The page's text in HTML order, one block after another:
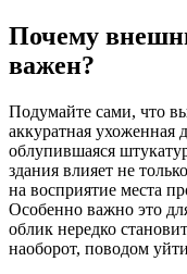
Почему
важен?
Подумайте сами, что
аккуратная ухоженная
облупившаяся
здания влияет не
на восприятие места
Особенно важно это
облик нередко
наоборот, поводом